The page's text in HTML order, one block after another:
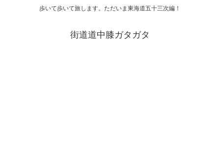
歩いて歩いて旅します。ただいま東海道五十三次編！
街道道中膝ガタガタ